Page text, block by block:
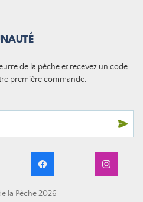
de la pêche et recevez un code
première commande.
la Pêche 2026